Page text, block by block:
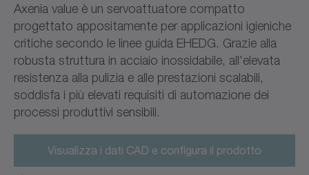
Axenia value è un servoattuatore compatto
progettato appositamente per applicazioni igieniche
critiche secondo le linee guida EHEDG. Grazie alla
robusta struttura in acciaio inossidabile, all'elevata
resistenza alla pulizia e alle prestazioni scalabili,
soddisfa i più elevati requisiti di automazione dei
processi produttivi sensibili.
Visualizza i dati CAD e configura il prodotto